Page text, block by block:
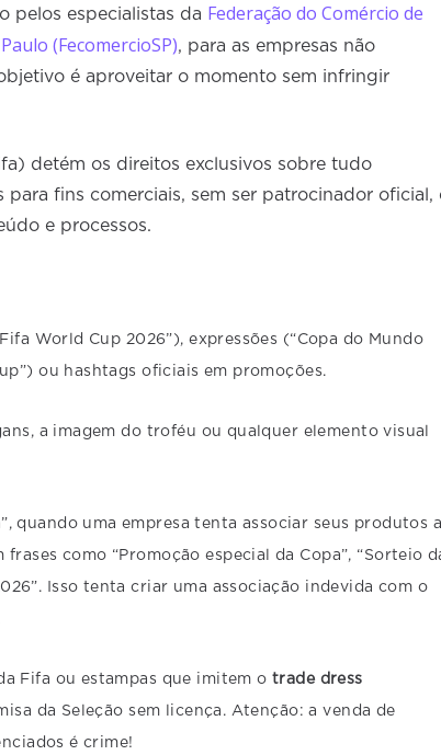
pelos especialistas da Federação do Comércio de
(FecomercioSP), para as empresas não
é aproveitar o momento sem infringir
detém os direitos exclusivos sobre tudo
para fins comerciais, sem ser patrocinador oficial,
e processos.
World Cup 2026”), expressões (“Copa do Mundo
ou hashtags oficiais em promoções.
a imagem do troféu ou qualquer elemento visual
quando uma empresa tenta associar seus produtos
como “Promoção especial da Copa”, “Sorteio
Isso tenta criar uma associação indevida com o
Fifa ou estampas que imitem otrade dress
da Seleção sem licença. Atenção: a venda de
é crime!